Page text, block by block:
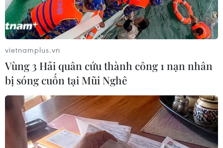
#Mưa lớn
#Công trường xây dựng
#Mất tích Trung Quốc
Theo dõi VietnamPlus
vietnamplus.vn
Vùng 3 Hải quân cứu thành công 1 nạn nhân
bị sóng cuốn tại Mũi Nghê